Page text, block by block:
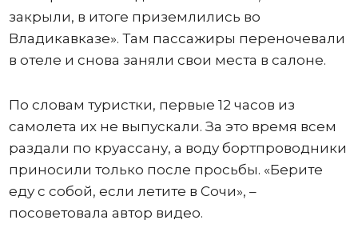
закрыли, в итоге приземлились во
Владикавказе». Там пассажиры переночевали
в отеле и снова заняли свои места в салоне.
По словам туристки, первые 12 часов из
самолета их не выпускали. За это время всем
раздали по круассану, а воду бортпроводники
приносили только после просьбы. «Берите
еду с собой, если летите в Сочи», –
посоветовала автор видео.